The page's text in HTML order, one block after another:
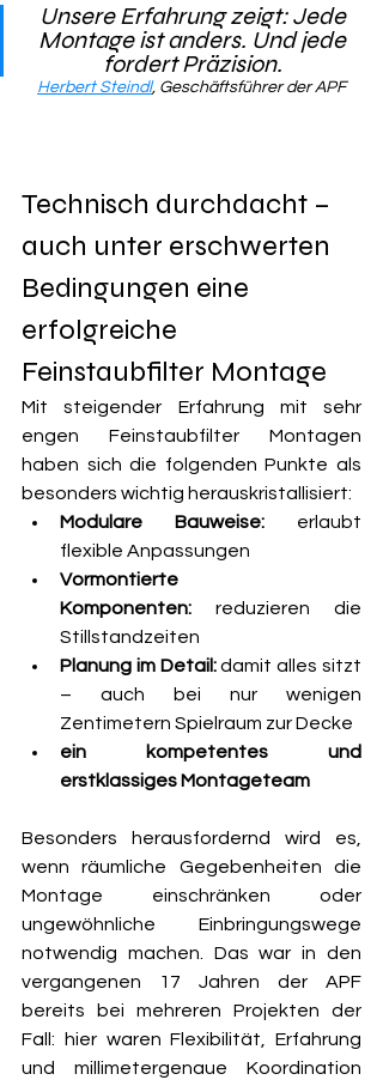
Unsere Erfahrung zeigt: Jede
Montage ist anders. Und jede
fordert Präzision.
Herbert Steindl, Geschäftsführer der APF
Technisch durchdacht –
auch unter erschwerten
Bedingungen eine
erfolgreiche
Feinstaubfilter Montage
Mit steigender Erfahrung mit sehr
engen Feinstaubfilter Montagen
haben sich die folgenden Punkte als
besonders wichtig herauskristallisiert:
Modulare Bauweise: erlaubt
flexible Anpassungen
Vormontierte
Komponenten: reduzieren die
Stillstandzeiten
Planung im Detail: damit alles sitzt
– auch bei nur wenigen
Zentimetern Spielraum zur Decke
ein kompetentes und
erstklassiges Montageteam
Besonders herausfordernd wird es,
wenn räumliche Gegebenheiten die
Montage einschränken oder
ungewöhnliche Einbringungswege
notwendig machen. Das war in den
vergangenen 17 Jahren der APF
bereits bei mehreren Projekten der
Fall: hier waren Flexibilität, Erfahrung
und millimetergenaue Koordination